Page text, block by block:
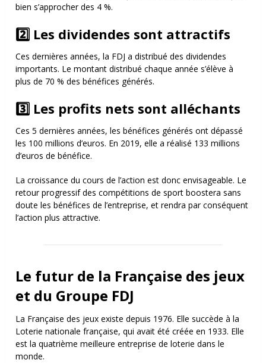
bien s’approcher des 4 %.
2️⃣ Les dividendes sont attractifs
Ces dernières années, la FDJ a distribué des dividendes
importants. Le montant distribué chaque année s’élève à
plus de 70 % des bénéfices générés.
3️⃣ Les profits nets sont alléchants
Ces 5 dernières années, les bénéfices générés ont dépassé
les 100 millions d’euros. En 2019, elle a réalisé 133 millions
d’euros de bénéfice.
La croissance du cours de l’action est donc envisageable. Le
retour progressif des compétitions de sport boostera sans
doute les bénéfices de l’entreprise, et rendra par conséquent
l’action plus attractive.
Le futur de la Française des jeux
et du Groupe FDJ
La Française des jeux existe depuis 1976. Elle succède à la
Loterie nationale française, qui avait été créée en 1933. Elle
est la quatrième meilleure entreprise de loterie dans le
monde.